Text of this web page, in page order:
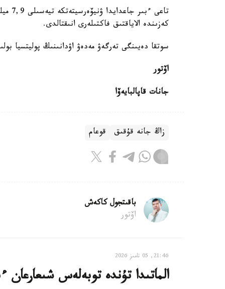
كەزىندە الاياقتىق فاكتىلەرى انىقتالدى.
سوتقا دەيىنگى تەرگەۋ مەدەۋ اۋدانىنىڭ پوليتسيا
اۆتور
جانات قاپالبايەۆا
زاڭ جانە قۇقىق قوعام
باقىتجول كاكەش
اۆتور
21:46, 05 تامىز 2026
الماتىدا تۇندە توبەلەس شىعارعان